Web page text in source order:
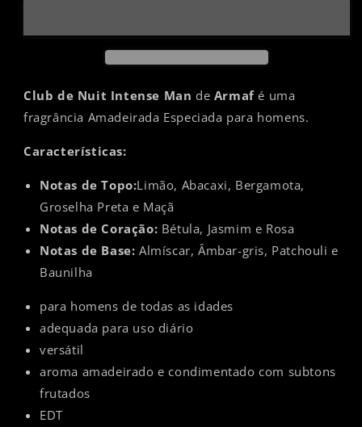
Club de Nuit Intense Man de Armafé uma
fragrância Amadeirada Especiada para homens.
Características:
Notas de Topo:Limão, Abacaxi, Bergamota,
Groselha Preta e Maçã
Notas de Coração: Bétula, Jasmim e Rosa
Notas de Base: Almíscar, Âmbar-gris, Patchouli e
Baunilha
para homens de todas as idades
adequada para uso diário
versátil
aroma amadeirado e condimentado com subtons
frutados
EDT